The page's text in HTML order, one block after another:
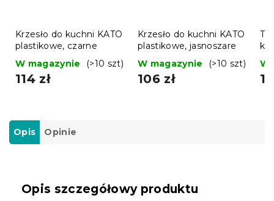
Krzesło do kuchni KATO
plastikowe, czarne
W magazynie
(>10 szt)
114 zł
Krzesło do kuchni KATO
plastikowe, jasnoszare
W magazynie
(>10 szt)
106 zł
W
Opis Opinie
Opis szczegółowy produktu